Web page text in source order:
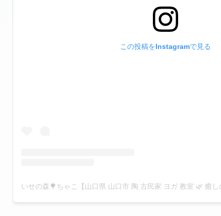
この投稿をInstagramで見る